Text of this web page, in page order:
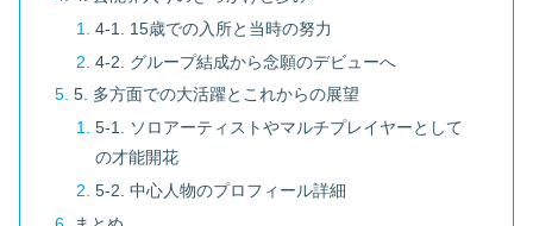
4-1. 15歳での入所と当時の努力
4-2. グループ結成から念願のデビューへ
5. 多方面での大活躍とこれからの展望
5-1. ソロアーティストやマルチプレイヤーとして
の才能開花
5-2. 中心人物のプロフィール詳細